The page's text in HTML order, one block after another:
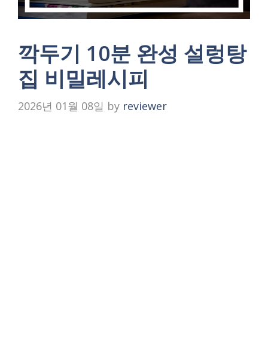
깍두기 10분 완성 설렁탕
집 비밀레시피
2026년 01월 08일 by reviewer